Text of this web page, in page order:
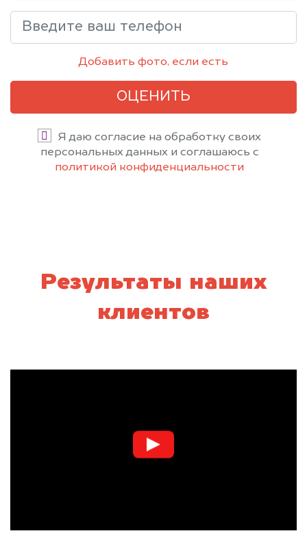
Добавить фото, если есть
ОЦЕНИТЬ
Я даю согласие на обработку своих
персональных данных и соглашаюсь с
политикой конфиденциальности
Результаты наших
клиентов